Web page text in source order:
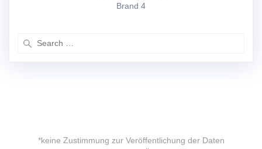
Brand 4
*keine Zustimmung zur Veröffentlichung der Daten